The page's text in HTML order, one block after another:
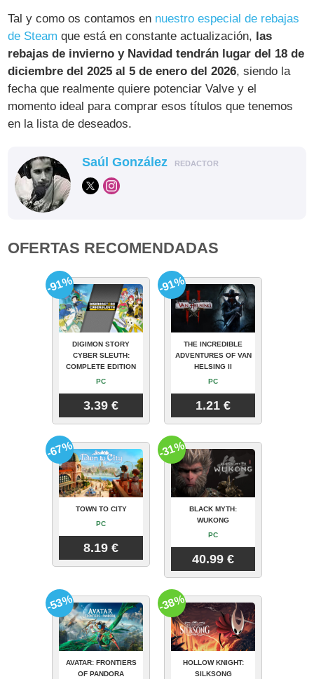
Tal y como os contamos en nuestro especial de rebajas
de Steam que está en constante actualización, las
rebajas de invierno y Navidad tendrán lugar del 18 de
diciembre del 2025 al 5 de enero del 2026, siendo la
fecha que realmente quiere potenciar Valve y el
momento ideal para comprar esos títulos que tenemos
en la lista de deseados.
Saúl González REDACTOR
OFERTAS RECOMENDADAS
DIGIMON STORY
CYBER SLEUTH:
COMPLETE EDITION
PC
3.39 €
-91%
THE INCREDIBLE
ADVENTURES OF VAN
HELSING II
PC
1.21 €
-91%
TOWN TO CITY
PC
8.19 €
-67%
BLACK MYTH:
WUKONG
PC
40.99 €
-31%
AVATAR: FRONTIERS
OF PANDORA
-53%
HOLLOW KNIGHT:
SILKSONG
-38%